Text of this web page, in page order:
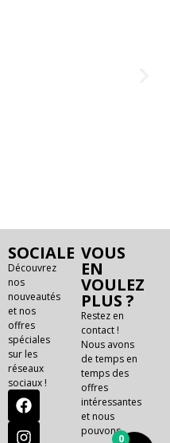
SOCIALE
Découvrez
nos
nouveautés
et nos
offres
spéciales
sur les
réseaux
sociaux !
VOUS
EN
VOULEZ
PLUS ?
Restez en
contact !
Nous avons
de temps en
temps des
offres
intéressantes
et nous
pouvons
0